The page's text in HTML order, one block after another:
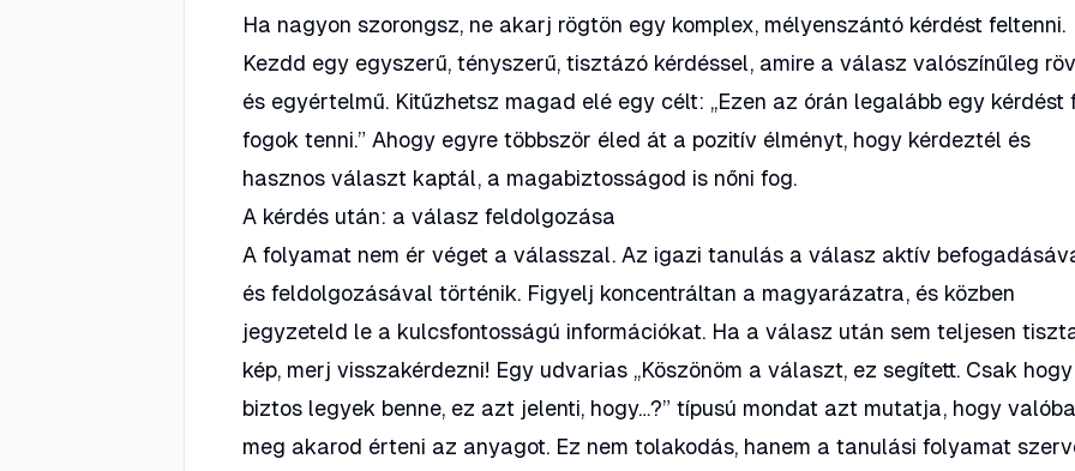
Ha nagyon szorongsz, ne akarj rögtön egy komplex, mélyenszántó kérdést feltenni.
Kezdd egy egyszerű, tényszerű, tisztázó kérdéssel, amire a válasz valószínűleg
és egyértelmű. Kitűzhetsz magad elé egy célt: „Ezen az órán legalább egy kérdést
fogok tenni.” Ahogy egyre többször éled át a pozitív élményt, hogy kérdeztél és
hasznos választ kaptál, a magabiztosságod is nőni fog.
A kérdés után: a válasz feldolgozása
A folyamat nem ér véget a válasszal. Az igazi tanulás a válasz aktív
és feldolgozásával történik. Figyelj koncentráltan a magyarázatra, és közben
jegyzeteld le a kulcsfontosságú információkat. Ha a válasz után sem teljesen
kép, merj visszakérdezni! Egy udvarias „Köszönöm a választ, ez segített. Csak hogy
biztos legyek benne, ez azt jelenti, hogy…?” típusú mondat azt mutatja, hogy
meg akarod érteni az anyagot. Ez nem tolakodás, hanem a tanulási folyamat